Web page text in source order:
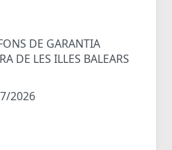
DE GARANTIA
DE LES ILLES BALEARS
2026